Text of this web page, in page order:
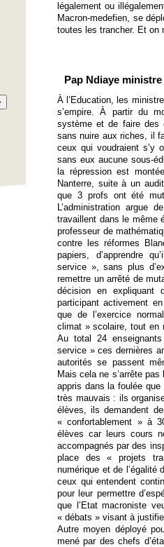
légalement ou
Macron-medefien, se
toutes les trancher. Et on
Pap Ndiaye
À l’Education, les
s’empire. À partir du
système et de faire des
sans nuire aux riches, il
ceux qui voudraient s’y
sans eux aucune sous-
la répression est
Nanterre, suite à un
que 3 profs ont été
L’administration argue
travaillent dans le même
professeur de
contre les réformes
papiers, d’apprendre
service », sans plus
remettre un arrêté de
décision en expliquant
participant activement
que de l’exercice
climat » scolaire, tout en
Au total 24
service » ces dernières
autorités se passent
Mais cela ne s’arrête
appris dans la foulée que
très mauvais : ils
élèves, ils demandent
« confortablement » à
élèves car leurs cours
accompagnés par des
place des « projets
numérique et de
ceux qui entendent
pour leur permettre
que l’Etat macroniste
« débats » visant à
Autre moyen déployé
mené par des chefs